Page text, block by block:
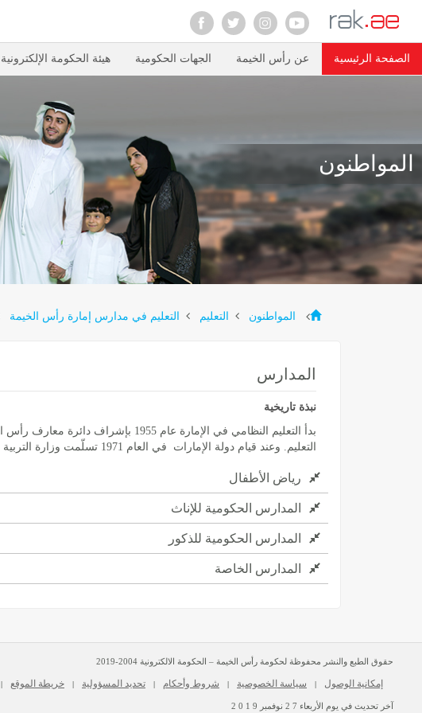
الصفحة الرئيسية عن رأس الخيمة الجهات الحكومية هيئة الحكومة الإلكترونية
المواطنون
المواطنون التعليم التعليم في مدارس إمارة رأس الخيمة
المدارس
نبذة تاريخية
التعليم. وعند قيام دولة الإمارات في العام 1971 تسلّمت وزارة التربية والتعليم مسؤوليات التعليم الحكومي النظامي في الإمارة.
رياض الأطفال
المدارس الحكومية للإناث
المدارس الحكومية للذكور
المدارس الخاصة
حقوق الطبع والنشر محفوظة لحكومة رأس الخيمة – الحكومة الالكترونية 2004-2019
إمكانية الوصول | سياسة الخصوصية | شروط وأحكام | تحديد المسؤولية | خريطة الموقع |
2 0 1 9 نوفمبر 2 7 الأربعاء آخر تحديث في يوم